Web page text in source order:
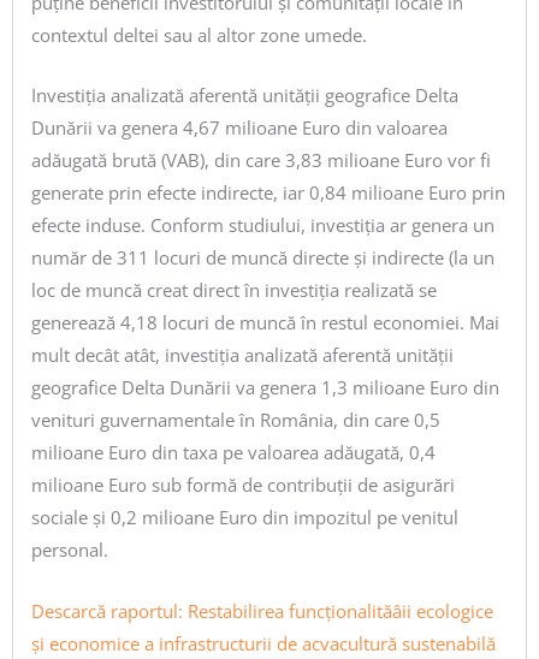
contextul deltei sau al altor zone umede.
Investiția analizată aferentă unității geografice Delta
Dunării va genera 4,67 milioane Euro din valoarea
adăugată brută (VAB), din care 3,83 milioane Euro vor fi
generate prin efecte indirecte, iar 0,84 milioane Euro prin
efecte induse. Conform studiului, investiția ar genera un
număr de 311 locuri de muncă directe și indirecte (la un
loc de muncă creat direct în investiția realizată se
generează 4,18 locuri de muncă în restul economiei. Mai
mult decât atât, investiția analizată aferentă unității
geografice Delta Dunării va genera 1,3 milioane Euro din
venituri guvernamentale în România, din care 0,5
milioane Euro din taxa pe valoarea adăugată, 0,4
milioane Euro sub formă de contribuții de asigurări
sociale și 0,2 milioane Euro din impozitul pe venitul
personal.
Descarcă raportul: Restabilirea funcționalităâii ecologice
și economice a infrastructurii de acvacultură sustenabilă